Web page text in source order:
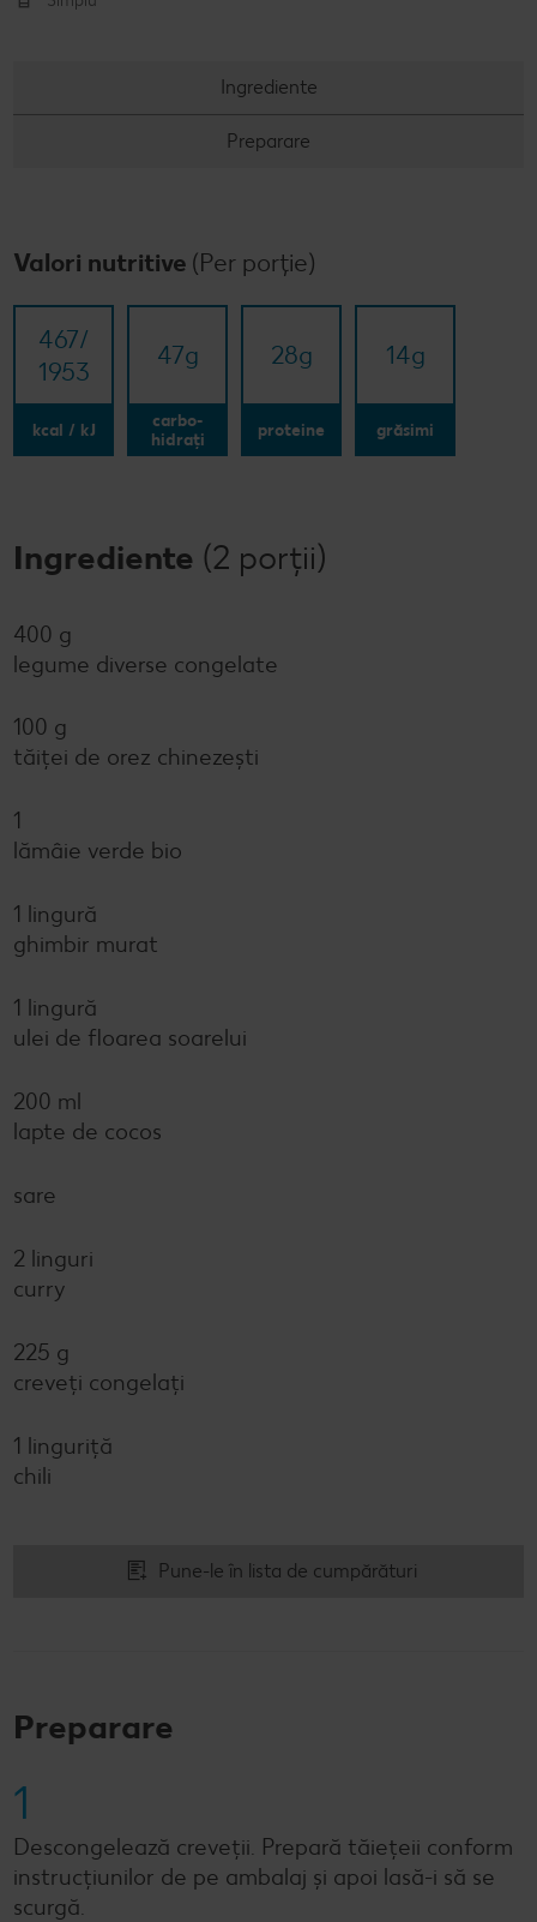
Ingrediente
Preparare
Valori nutritive (Per porție)
467/​
1953
kcal / kJ
47g
carbo-
hidrați
28g
proteine
14g
grăsimi
Ingrediente (2 porții)
400 g
legume diverse congelate
100 g
tăiței de orez chinezești
1
lămâie verde bio
1 lingură
ghimbir murat
1 lingură
ulei de floarea soarelui
200 ml
lapte de cocos
sare
2 linguri
curry
225 g
creveți congelați
1 linguriță
chili
Pune-le în lista de cumpărături
Preparare
1
Descongelează creveții. Prepară tăiețeii conform
instrucțiunilor de pe ambalaj și apoi lasă-i să se
scurgă.